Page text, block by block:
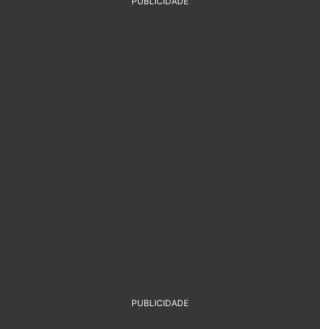
PUBLICIDADE